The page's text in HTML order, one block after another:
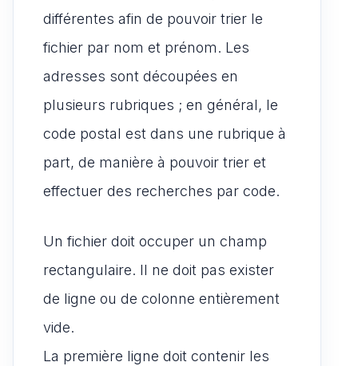
différentes afin de pouvoir trier le
fichier par nom et prénom. Les
adresses sont découpées en
plusieurs rubriques ; en général, le
code postal est dans une rubrique à
part, de manière à pouvoir trier et
effectuer des recherches par code.
Un fichier doit occuper un champ
rectangulaire. Il ne doit pas exister
de ligne ou de colonne entièrement
vide.
La première ligne doit contenir les